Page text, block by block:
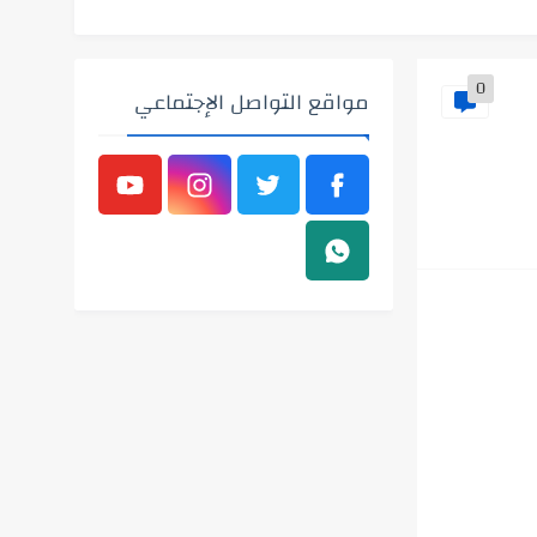
0 مواقع التواصل الإجتماعي